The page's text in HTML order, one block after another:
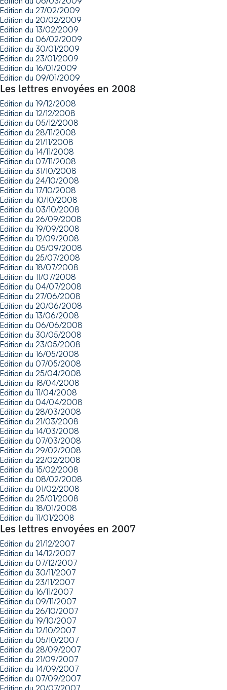
Edition du 27/02/2009
Edition du 20/02/2009
Edition du 13/02/2009
Edition du 06/02/2009
Edition du 30/01/2009
Edition du 23/01/2009
Edition du 16/01/2009
Edition du 09/01/2009
Les lettres envoyées en 2008
Edition du 19/12/2008
Edition du 12/12/2008
Edition du 05/12/2008
Edition du 28/11/2008
Edition du 21/11/2008
Edition du 14/11/2008
Edition du 07/11/2008
Edition du 31/10/2008
Edition du 24/10/2008
Edition du 17/10/2008
Edition du 10/10/2008
Edition du 03/10/2008
Edition du 26/09/2008
Edition du 19/09/2008
Edition du 12/09/2008
Edition du 05/09/2008
Edition du 25/07/2008
Edition du 18/07/2008
Edition du 11/07/2008
Edition du 04/07/2008
Edition du 27/06/2008
Edition du 20/06/2008
Edition du 13/06/2008
Edition du 06/06/2008
Edition du 30/05/2008
Edition du 23/05/2008
Edition du 16/05/2008
Edition du 07/05/2008
Edition du 25/04/2008
Edition du 18/04/2008
Edition du 11/04/2008
Edition du 04/04/2008
Edition du 28/03/2008
Edition du 21/03/2008
Edition du 14/03/2008
Edition du 07/03/2008
Edition du 29/02/2008
Edition du 22/02/2008
Edition du 15/02/2008
Edition du 08/02/2008
Edition du 01/02/2008
Edition du 25/01/2008
Edition du 18/01/2008
Edition du 11/01/2008
Les lettres envoyées en 2007
Edition du 21/12/2007
Edition du 14/12/2007
Edition du 07/12/2007
Edition du 30/11/2007
Edition du 23/11/2007
Edition du 16/11/2007
Edition du 09/11/2007
Edition du 26/10/2007
Edition du 19/10/2007
Edition du 12/10/2007
Edition du 05/10/2007
Edition du 28/09/2007
Edition du 21/09/2007
Edition du 14/09/2007
Edition du 07/09/2007